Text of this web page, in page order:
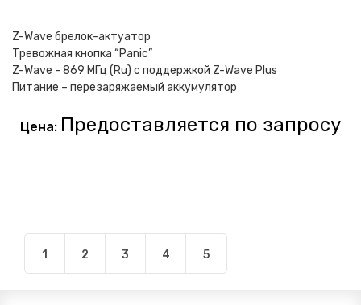
Z-Wave брелок-актуатор
Тревожная кнопка “Panic”
Z-Wave - 869 МГц (Ru) с поддержкой Z-Wave Plus
Питание – перезаряжаемый аккумулятор
Цена: Предоставляется по запросу
1 2 3 4 5